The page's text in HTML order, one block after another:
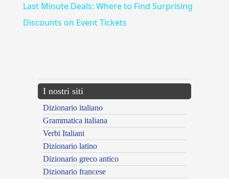
Last Minute Deals: Where to Find Surprising
Discounts on Event Tickets
I nostri siti
Dizionario italiano
Grammatica italiana
Verbi Italiani
Dizionario latino
Dizionario greco antico
Dizionario francese